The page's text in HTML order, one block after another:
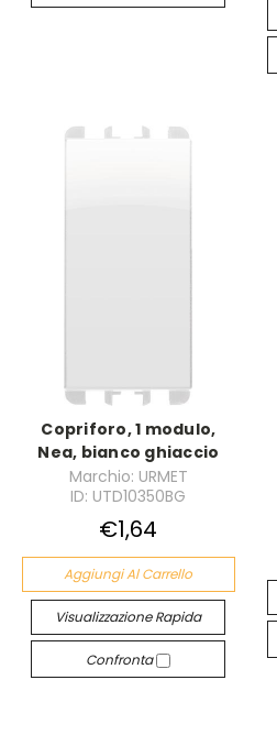
Copriforo, 1 modulo,
Nea, bianco ghiaccio
Marchio: URMET
ID: UTD10350BG
€1,64
Aggiungi Al Carrello
Visualizzazione Rapida
Confronta